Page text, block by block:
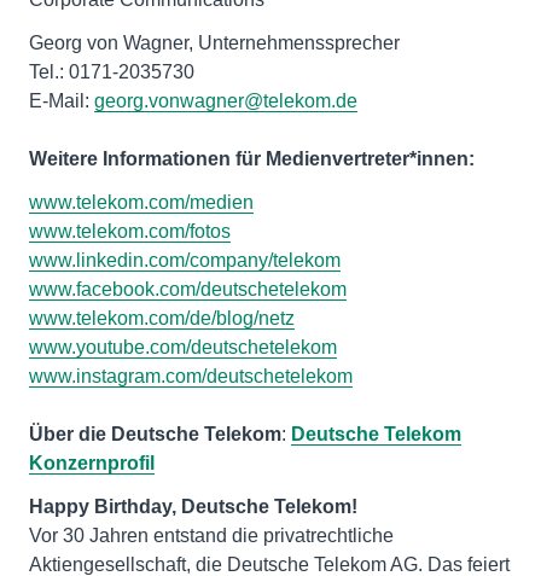
Georg von Wagner, Unternehmenssprecher
Tel.: 0171-2035730
E-Mail: georg.vonwagner@telekom.de
Weitere Informationen für Medienvertreter*innen:
www.telekom.com/medien
www.telekom.com/fotos
www.linkedin.com/company/telekom
www.facebook.com/deutschetelekom
www.telekom.com/de/blog/netz
www.youtube.com/deutschetelekom
www.instagram.com/deutschetelekom
Über die Deutsche Telekom: Deutsche Telekom
Konzernprofil
Vor 30 Jahren entstand die privatrechtliche
Aktiengesellschaft, die Deutsche Telekom AG. Das feiert